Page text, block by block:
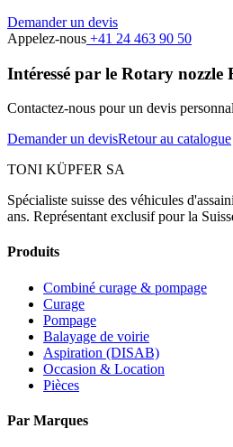
Demander un devis
Appelez-nous +41 24 463 90 50
Intéressé par le Rotary nozzle
Contactez-nous pour un devis
Demander un devisRetour au catalogue
TONI KÜPFER SA
Spécialiste suisse des véhicules
ans. Représentant exclusif pour la
Produits
Combiné curage & pompage
Curage
Pompage
Balayage de voirie
Aspiration (DISAB)
Occasion & Location
Pièces
Par Marques